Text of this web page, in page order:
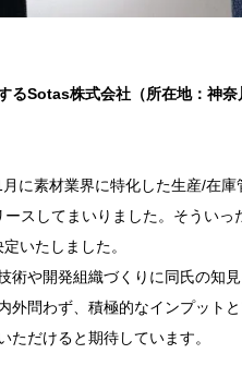
るSotas株式会社（所在地：
素材業界に特化した生産/在
スしてまいりました。そうい
いたしました。
や開発組織づくりに同氏の知
問わず、積極的なインプッ
だけると期待しています。